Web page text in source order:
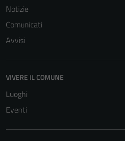
Notizie
Comunicati
Avvisi
VIVERE IL COMUNE
Luoghi
Eventi